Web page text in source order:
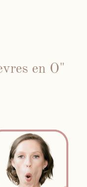
en O"